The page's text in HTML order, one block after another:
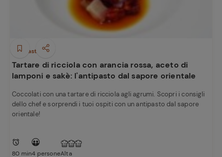
Antipasti
Tartare di ricciola con arancia rossa, aceto di
lamponi e sakè: l'antipasto dal sapore orientale
Coccolati con una tartare di ricciola agli agrumi. Scopri i consigli
dello chef e sorprendi i tuoi ospiti con un antipasto dal sapore
orientale!
80 min4 personeAlta